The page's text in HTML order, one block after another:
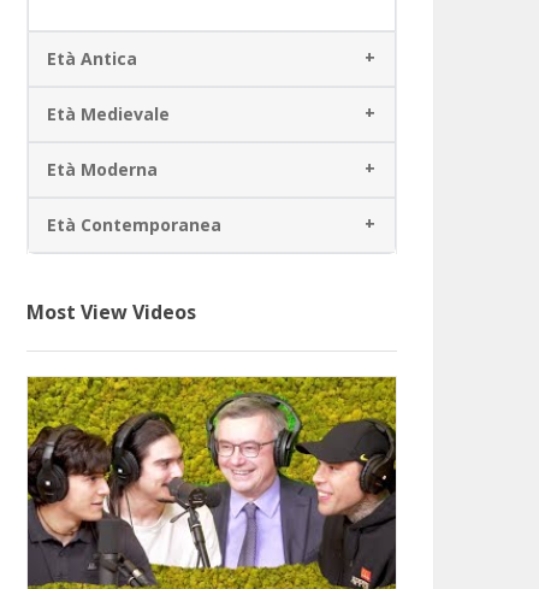
Età Antica
Età Medievale
Età Moderna
Età Contemporanea
Most View Videos